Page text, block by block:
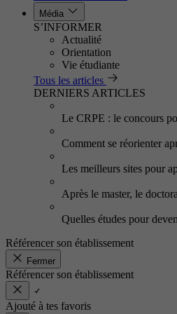
Média
S’INFORMER
Actualité
Orientation
Vie étudiante
Tous les articles
DERNIERS ARTICLES
Le CRPE : le concours
Comment se réorienter
Les meilleurs sites pour
Après le master, le
Quelles études pour
Référencer son établissement
Fermer
Référencer son établissement
Ajouté à tes favoris